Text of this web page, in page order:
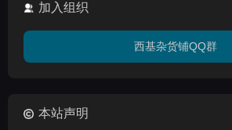
加入组织
西基杂货铺QQ群
本站声明